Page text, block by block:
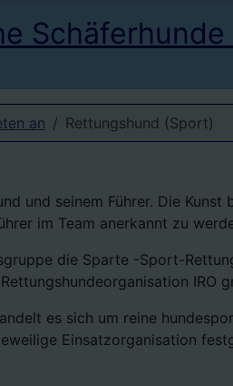
Schäferhunde
an Rettungshund (Sport)
und seinem Führer. Die
im Team anerkannt zu
die Sparte -Sport-
IRO
es sich um reine
Einsatzorganisation